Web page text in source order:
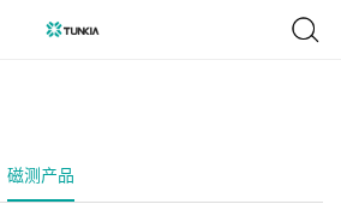
磁测产品